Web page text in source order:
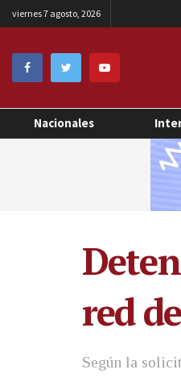
viernes 7 agosto, 2026
Nacionales
red
Según la